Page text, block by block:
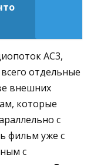
AC3,
отдельные
внешних
которые
с
фильм уже с
с